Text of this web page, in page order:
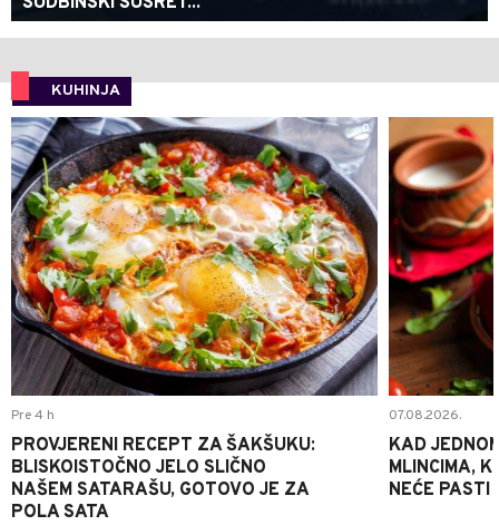
KUHINJA
0
Pre 4 h
PROVJERENI RECEPT ZA ŠAKŠUKU:
BLISKOISTOČNO JELO SLIČNO
NAŠEM SATARAŠU, GOTOVO JE ZA
POLA SATA
07.08.2026.
KAD
MLINCIMA,
NEĆE PASTI